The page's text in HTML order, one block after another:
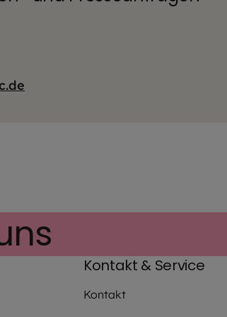
Kontakt & Service
Kontakt